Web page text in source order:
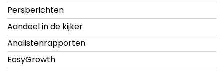
Persberichten
Aandeel in de kijker
Analistenrapporten
EasyGrowth